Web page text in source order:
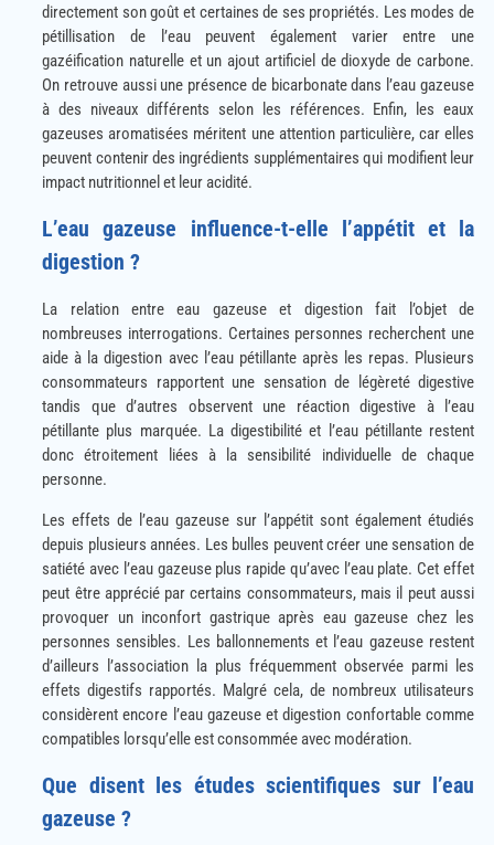
directement son goût et certaines de ses propriétés. Les modes de
pétillisation de l’eau peuvent également varier entre une
gazéification naturelle et un ajout artificiel de dioxyde de carbone.
On retrouve aussi une présence de bicarbonate dans l’eau gazeuse
à des niveaux différents selon les références. Enfin, les eaux
gazeuses aromatisées méritent une attention particulière, car elles
peuvent contenir des ingrédients supplémentaires qui modifient leur
impact nutritionnel et leur acidité.
L’eau gazeuse influence-t-elle l’appétit et la
digestion ?
La relation entre eau gazeuse et digestion fait l’objet de
nombreuses interrogations. Certaines personnes recherchent une
aide à la digestion avec l’eau pétillante après les repas. Plusieurs
consommateurs rapportent une sensation de légèreté digestive
tandis que d’autres observent une réaction digestive à l’eau
pétillante plus marquée. La digestibilité et l’eau pétillante restent
donc étroitement liées à la sensibilité individuelle de chaque
personne.
Les effets de l’eau gazeuse sur l’appétit sont également étudiés
depuis plusieurs années. Les bulles peuvent créer une sensation de
satiété avec l’eau gazeuse plus rapide qu’avec l’eau plate. Cet effet
peut être apprécié par certains consommateurs, mais il peut aussi
provoquer un inconfort gastrique après eau gazeuse chez les
personnes sensibles. Les ballonnements et l’eau gazeuse restent
d’ailleurs l’association la plus fréquemment observée parmi les
effets digestifs rapportés. Malgré cela, de nombreux utilisateurs
considèrent encore l’eau gazeuse et digestion confortable comme
compatibles lorsqu’elle est consommée avec modération.
Que disent les études scientifiques sur l’eau
gazeuse ?